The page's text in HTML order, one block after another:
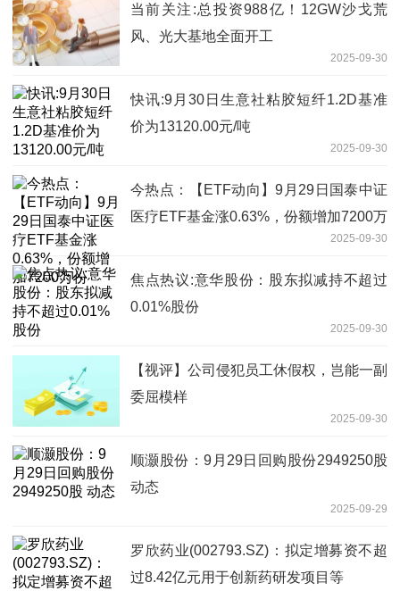
当前关注:总投资988亿！12GW沙戈荒
风、光大基地全面开工
2025-09-30
快讯:9月30日生意社粘胶短纤1.2D基准
价为13120.00元/吨
2025-09-30
今热点：【ETF动向】9月29日国泰中证
医疗ETF基金涨0.63%，份额增加7200万
2025-09-30
焦点热议:意华股份：股东拟减持不超过
0.01%股份
2025-09-30
【视评】公司侵犯员工休假权，岂能一副
委屈模样
2025-09-30
顺灏股份：9月29日回购股份2949250股
动态
2025-09-29
罗欣药业(002793.SZ)：拟定增募资不超
过8.42亿元用于创新药研发项目等